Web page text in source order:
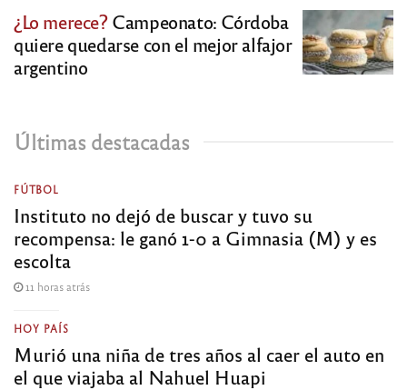
¿Lo merece?Campeonato: Córdoba
quiere quedarse con el mejor alfajor
argentino
Últimas destacadas
FÚTBOL
Instituto no dejó de buscar y tuvo su
recompensa: le ganó 1-0 a Gimnasia (M) y es
escolta
11 horas atrás
HOY PAÍS
Murió una niña de tres años al caer el auto en
el que viajaba al Nahuel Huapi